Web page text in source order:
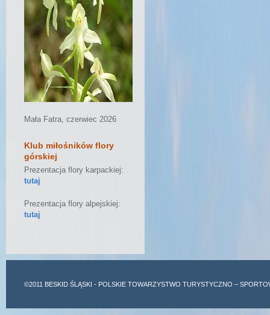
Mała Fatra, czerwiec 2026
Klub miłośników flory
górskiej
Prezentacja flory karpackiej:
tutaj
Prezentacja flory alpejskiej:
tutaj
©2011 BESKID ŚLĄSKI - POLSKIE TOWARZYSTWO TURYSTYCZNO –